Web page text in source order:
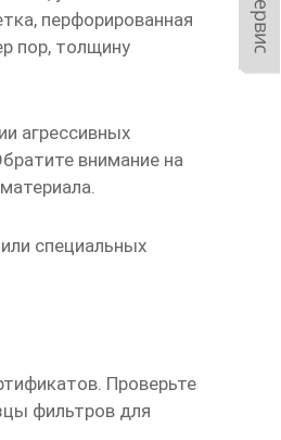
перфорированная
пор, толщину
агрессивных
внимание на
специальных
. Проверьте
фильтров для